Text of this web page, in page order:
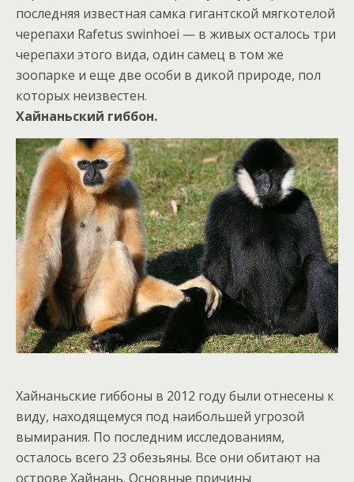
последняя известная самка гигантской мягкотелой
черепахи Rafetus swinhoei — в живых осталось три
черепахи этого вида, один самец в том же
зоопарке и еще две особи в дикой природе, пол
которых неизвестен.
Хайнаньский гиббон.
Хайнаньские гиббоны в 2012 году были отнесены к
виду, находящемуся под наибольшей угрозой
вымирания. По последним исследованиям,
осталось всего 23 обезьяны. Все они обитают на
острове Хайнань. Основные причины